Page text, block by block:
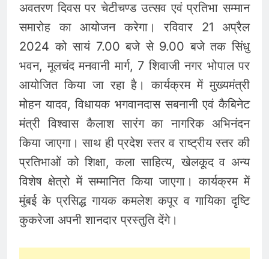
अवतरण दिवस पर चेटीचण्ड उत्सव एवं प्रतिभा सम्मान
समारोह का आयोजन करेगा। रविवार 21 अप्रैल
2024 को सायं 7.00 बजे से 9.00 बजे तक सिंधु
भवन, मूलचंद मनवानी मार्ग, 7 शिवाजी नगर भोपाल पर
आयोजित किया जा रहा है। कार्यक्रम में मुख्यमंत्री
मोहन यादव, विधायक भगवानदास सबनानी एवं कैबिनेट
मंत्री विश्वास कैलाश सारंग का नागरिक अभिनंदन
किया जाएगा। साथ ही प्रदेश स्तर व राष्ट्रीय स्तर की
प्रतिभाओं को शिक्षा, कला साहित्य, खेलकूद व अन्य
विशेष क्षेत्रो में सम्मानित किया जाएगा। कार्यक्रम में
मुंबई के प्रसिद्ध गायक कमलेश कपूर व गायिका दृष्टि
कुकरेजा अपनी शानदार प्रस्तुति देंगे।